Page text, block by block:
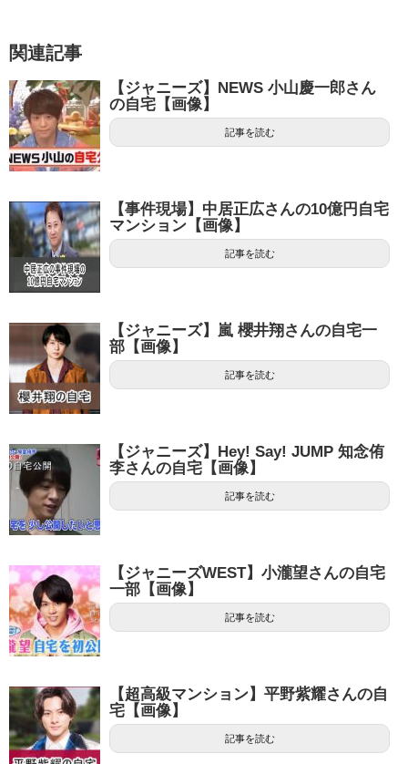
関連記事
【ジャニーズ】NEWS 小山慶一郎さん
の自宅【画像】
記事を読む
【事件現場】中居正広さんの10億円自宅
マンション【画像】
記事を読む
【ジャニーズ】嵐 櫻井翔さんの自宅一
部【画像】
記事を読む
【ジャニーズ】Hey! Say! JUMP 知念侑
李さんの自宅【画像】
記事を読む
【ジャニーズWEST】小瀧望さんの自宅
一部【画像】
記事を読む
【超高級マンション】平野紫耀さんの自
宅【画像】
記事を読む